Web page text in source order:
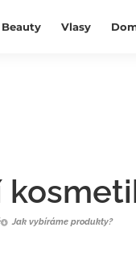
Beauty Vlasy
Jak vybíráme produkty?